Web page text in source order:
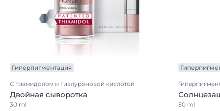
Гиперпигментация
С тиамидолом и гиалуроновой кислотой
Двойная сыворотка
30 ml 50 ml